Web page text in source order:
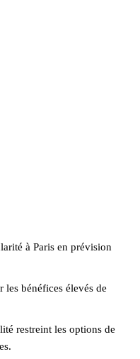
à Paris en prévision
les bénéfices élevés de
restreint les options de